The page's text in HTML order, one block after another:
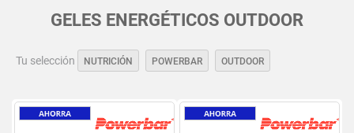
GELES ENERGÉTICOS OUTDOOR
Tu selección NUTRICIÓN POWERBAR OUTDOOR